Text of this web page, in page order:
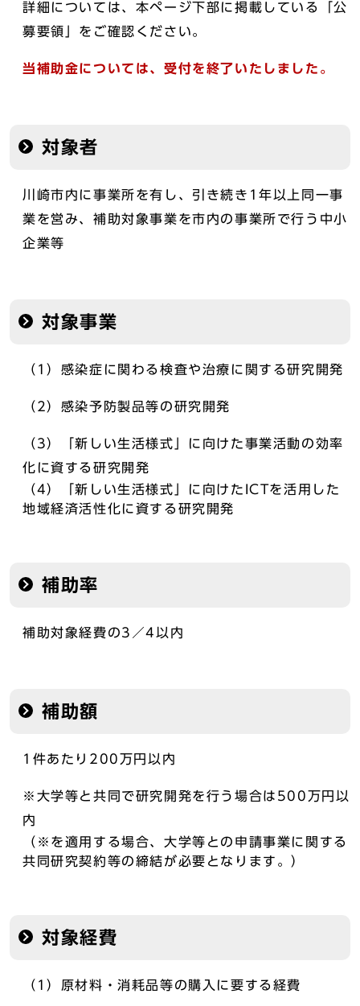
詳細については、本ページ下部に掲載している「公
募要領」をご確認ください。
当補助金については、受付を終了いたしました。
対象者
川崎市内に事業所を有し、引き続き1年以上同一事
業を営み、補助対象事業を市内の事業所で行う中小
企業等
対象事業
（1）感染症に関わる検査や治療に関する研究開発
（2）感染予防製品等の研究開発
（3）「新しい生活様式」に向けた事業活動の効率
化に資する研究開発
（4）「新しい生活様式」に向けたICTを活用した
地域経済活性化に資する研究開発
補助率
補助対象経費の3／4以内
補助額
1件あたり200万円以内
※大学等と共同で研究開発を行う場合は500万円以
内
（※を適用する場合、大学等との申請事業に関する
共同研究契約等の締結が必要となります。）
対象経費
（1）原材料・消耗品等の購入に要する経費